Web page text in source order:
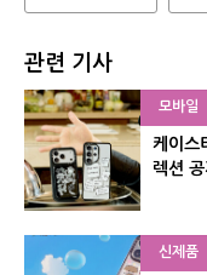
관련 기사
모바일
케이스
렉션 공
신제품